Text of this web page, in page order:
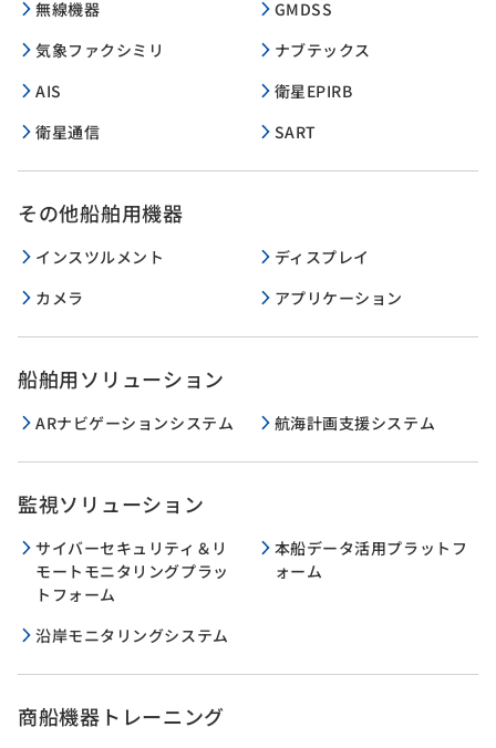
無線機器
GMDSS
気象ファクシミリ
ナブテックス
AIS
衛星EPIRB
衛星通信
SART
その他船舶用機器
インスツルメント
ディスプレイ
カメラ
アプリケーション
船舶用ソリューション
ARナビゲーションシステム 航海計画支援システム
監視ソリューション
サイバーセキュリティ＆リ
モートモニタリングプラッ
トフォーム
本船データ活用プラットフ
ォーム
沿岸モニタリングシステム
商船機器トレーニング